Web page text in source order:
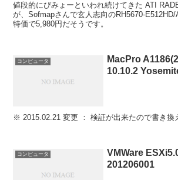
値段的にびみょーといわれ続けてきた ATI
が、Sofmapさんで玄人志向のRH5670-
特価で5,980円だそうです。
コンピュータ
MacPro
10.10.2
※ 2015.02.21 変更 ： 検証が出来たので書き換
コンピュータ
VMWare
201206001